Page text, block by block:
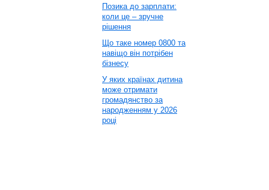
Позика до зарплати:
коли це – зручне
рішення
Що таке номер 0800 та
навіщо він потрібен
бізнесу
У яких країнах дитина
може отримати
громадянство за
народженням у 2026
році